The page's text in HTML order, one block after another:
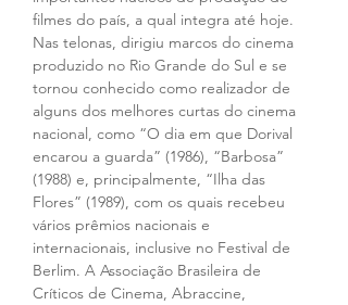
filmes do país, a qual integra até hoje.
Nas telonas, dirigiu marcos do cinema
produzido no Rio Grande do Sul e se
tornou conhecido como realizador de
alguns dos melhores curtas do cinema
nacional, como “O dia em que Dorival
encarou a guarda” (1986), “Barbosa”
(1988) e, principalmente, “Ilha das
Flores” (1989), com os quais recebeu
vários prêmios nacionais e
internacionais, inclusive no Festival de
Berlim. A Associação Brasileira de
Críticos de Cinema, Abraccine,